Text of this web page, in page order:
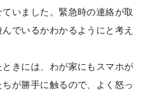
いました。緊急時の連絡が取
でいるかわかるようにと考え
きには、わが家にもスマホが
が勝手に触るので、よく怒っ